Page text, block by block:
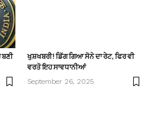
ਖੁਸ਼ਖਬਰੀ! ਡਿੱਗ ਗਿਆ ਸੋਨੇ ਦਾ ਰੇਟ, ਫਿਰ ਵੀ
ਵਰਤੋ ਇਹ ਸਾਵਧਾਨੀਆਂ
September 26, 2025